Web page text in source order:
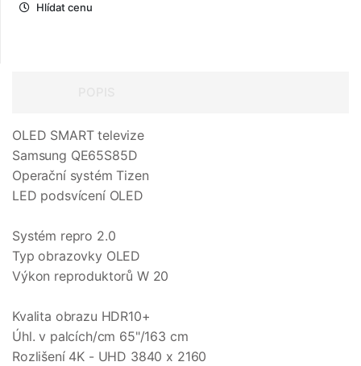
Hlídat cenu
OLED SMART televize
Samsung QE65S85D
Operační systém Tizen
LED podsvícení OLED
Systém repro 2.0
Typ obrazovky OLED
Výkon reproduktorů W 20
Kvalita obrazu HDR10+
Úhl. v palcích/cm 65"/163 cm
Rozlišení 4K - UHD 3840 x 2160